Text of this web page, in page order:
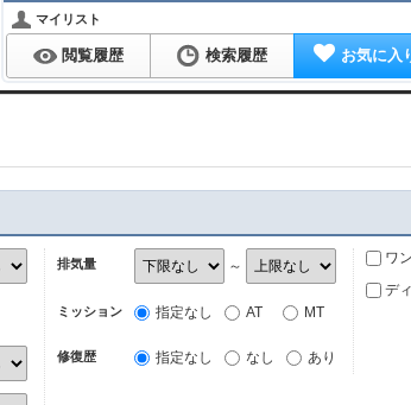
マイリスト
閲覧履歴 検索履歴 お気に入
排気量 ～
ミッション 指定なし AT MT
修復歴 指定なし なし あり
ワ
デ